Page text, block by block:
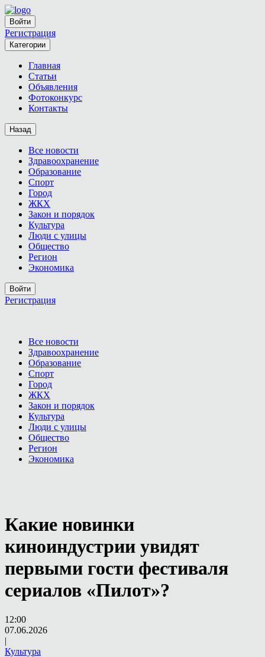
Войти
Регистрация
Категории
Главная
Статьи
Объявления
Фотоконкурс
Контакты
Назад
Все новости
Здравоохранение
Образование
Спорт
Город
ЖКХ
Закон и порядок
Культура
Люди с улицы
Общество
Регион
Экономика
Войти
Регистрация
Все новости
Здравоохранение
Образование
Спорт
Город
ЖКХ
Закон и порядок
Культура
Люди с улицы
Общество
Регион
Экономика
Какие новинки
киноиндустрии увидят
первыми гости фестиваля
сериалов «Пилот»?
12:00
07.06.2026
|
Культура